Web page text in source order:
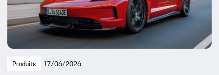
Produits 17/06/2026